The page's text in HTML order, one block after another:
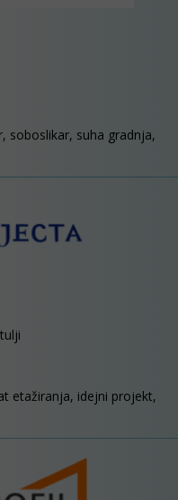
soboslikar, suha gradnja,
etažiranja, idejni projekt,